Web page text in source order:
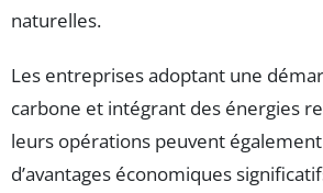
naturelles.
Les entreprises adoptant une
carbone et intégrant des énergies
leurs opérations peuvent
d’avantages économiques